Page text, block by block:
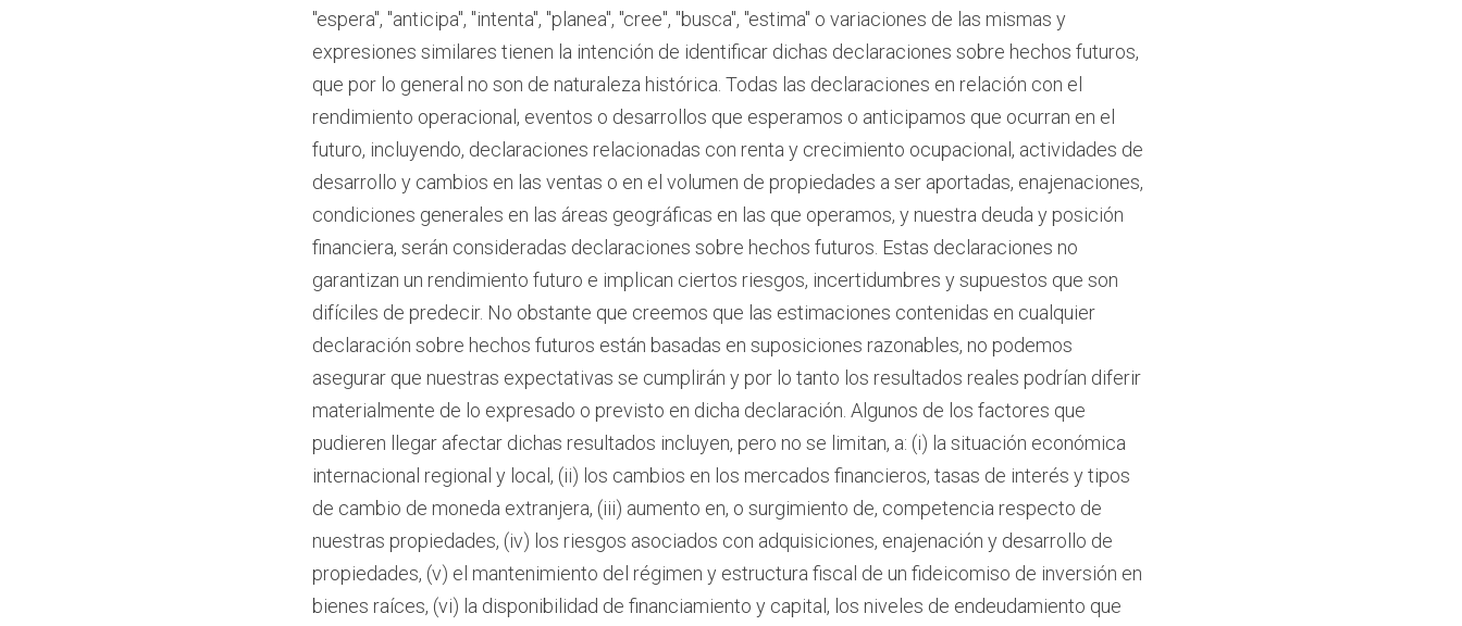
"espera", "anticipa", "intenta", "planea", "cree", "busca", "estima" o variaciones de las mismas y
expresiones similares tienen la intención de identificar dichas declaraciones sobre hechos futuros,
que por lo general no son de naturaleza histórica. Todas las declaraciones en relación con el
rendimiento operacional, eventos o desarrollos que esperamos o anticipamos que ocurran en el
futuro, incluyendo, declaraciones relacionadas con renta y crecimiento ocupacional, actividades de
desarrollo y cambios en las ventas o en el volumen de propiedades a ser aportadas, enajenaciones,
condiciones generales en las áreas geográficas en las que operamos, y nuestra deuda y posición
financiera, serán consideradas declaraciones sobre hechos futuros. Estas declaraciones no
garantizan un rendimiento futuro e implican ciertos riesgos, incertidumbres y supuestos que son
difíciles de predecir. No obstante que creemos que las estimaciones contenidas en cualquier
declaración sobre hechos futuros están basadas en suposiciones razonables, no podemos
asegurar que nuestras expectativas se cumplirán y por lo tanto los resultados reales podrían diferir
materialmente de lo expresado o previsto en dicha declaración. Algunos de los factores que
pudieren llegar afectar dichas resultados incluyen, pero no se limitan, a: (i) la situación económica
internacional regional y local, (ii) los cambios en los mercados financieros, tasas de interés y tipos
de cambio de moneda extranjera, (iii) aumento en, o surgimiento de, competencia respecto de
nuestras propiedades, (iv) los riesgos asociados con adquisiciones, enajenación y desarrollo de
propiedades, (v) el mantenimiento del régimen y estructura fiscal de un fideicomiso de inversión en
bienes raíces, (vi) la disponibilidad de financiamiento y capital, los niveles de endeudamiento que